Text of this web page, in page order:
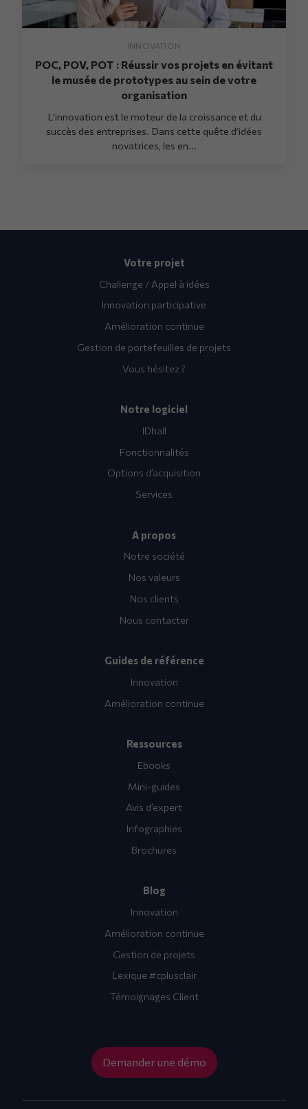
INNOVATION
POC, POV, POT : Réussir vos projets en évitant
le musée de prototypes au sein de votre
organisation
L’innovation est le moteur de la croissance et du
succès des entreprises. Dans cette quête d’idées
novatrices, les en...
Votre projet
Challenge / Appel à idées
Innovation participative
Amélioration continue
Gestion de portefeuilles de projets
Vous hésitez ?
Notre logiciel
IDhall
Fonctionnalités
Options d’acquisition
Services
A propos
Notre société
Nos valeurs
Nos clients
Nous contacter
Guides de référence
Innovation
Amélioration continue
Ressources
Ebooks
Mini-guides
Avis d’expert
Infographies
Brochures
Blog
Innovation
Amélioration continue
Gestion de projets
Lexique #cplusclair
Témoignages Client
Demander une démo